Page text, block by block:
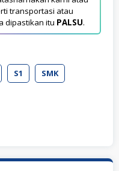
transportasi atau
dipastikan itu PALSU.
S1 SMK